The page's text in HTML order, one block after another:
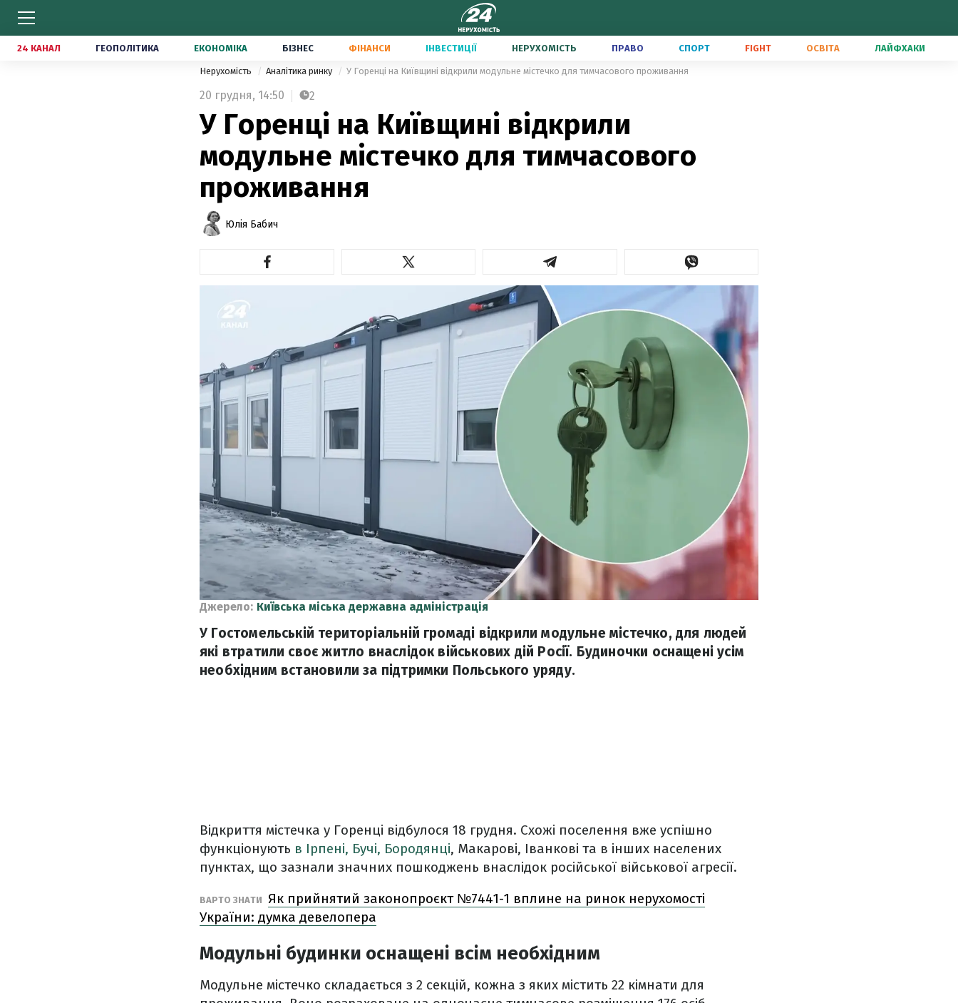
24 КАНАЛ ГЕОПОЛІТИКА ЕКОНОМІКА БІЗНЕС ФІНАНСИ ІНВЕСТИЦІЇ НЕРУХОМІСТЬ ПРАВО СПОРТ FIGHT ОСВІТА ЛАЙФХАКИ
Нерухомість Аналітика ринку У Горенці на Київщині відкрили модульне містечко для тимчасового проживання
20 грудня, 14:50 2
У Горенці на Київщині відкрили
модульне містечко для тимчасового
проживання
Юлія Бабич
Джерело: Київська міська державна адміністрація
У Гостомельській територіальній громаді відкрили модульне містечко, для людей
які втратили своє житло внаслідок військових дій Росії. Будиночки оснащені усім
необхідним встановили за підтримки Польського уряду.
Відкриття містечка у Горенці відбулося 18 грудня. Схожі поселення вже успішно
функціонують в Ірпені, Бучі, Бородянці, Макарові, Іванкові та в інших населених
пунктах, що зазнали значних пошкоджень внаслідок російської військової агресії.
ВАРТО ЗНАТИ Як прийнятий законопроєкт №7441-1 вплине на ринок нерухомості
України: думка девелопера
Модульні будинки оснащені всім необхідним
Модульне містечко складається з 2 секцій, кожна з яких містить 22 кімнати для